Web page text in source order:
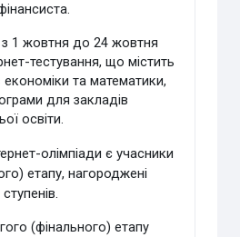
з 1 жовтня до 24 жовтня
тестування, що містить
та математики,
для закладів
освіти.
олімпіади є учасники
етапу, нагороджені
(фінального) етапу